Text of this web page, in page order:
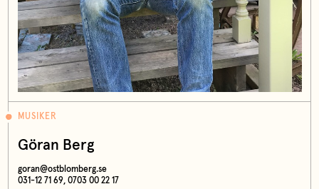
MUSIKER
Göran Berg
goran@ostblomberg.se
031-12 71 69, 0703 00 22 17